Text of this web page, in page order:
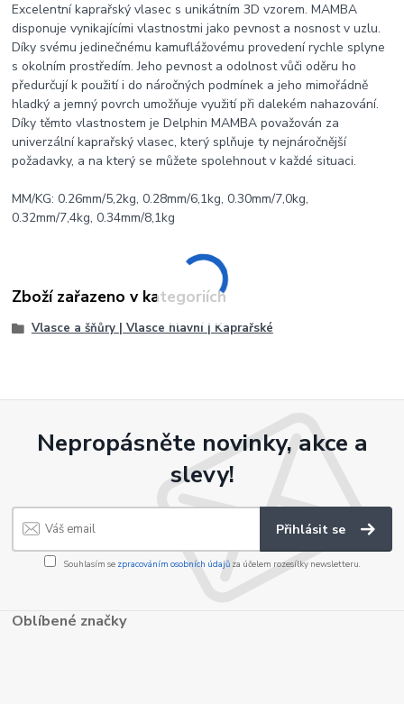
Excelentní kaprařský vlasec s unikátním 3D vzorem. MAMBA
disponuje vynikajícími vlastnostmi jako pevnost a nosnost v uzlu.
Díky svému jedinečnému kamuflážovému provedení rychle splyne
s okolním prostředím. Jeho pevnost a odolnost vůči oděru ho
předurčují k použití i do náročných podmínek a jeho mimořádně
hladký a jemný povrch umožňuje využití při dalekém nahazování.
Díky těmto vlastnostem je Delphin MAMBA považován za
univerzální kaprařský vlasec, který splňuje ty nejnáročnější
požadavky, a na který se můžete spolehnout v každé situaci.
MM/KG: 0.26mm/5,2kg, 0.28mm/6,1kg, 0.30mm/7,0kg,
0.32mm/7,4kg, 0.34mm/8,1kg
Zboží zařazeno v kategoriích
Vlasce a šňůry | Vlasce hlavní | Kaprařské
Nepropásněte novinky, akce a
slevy!
Přihlásit se
Souhlasím se zpracováním osobních údajůza účelem rozesílky newsletteru.
Oblíbené značky